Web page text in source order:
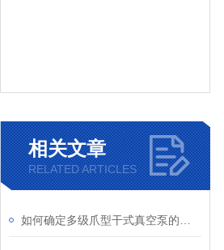
相关文章
RELATED ARTICLES